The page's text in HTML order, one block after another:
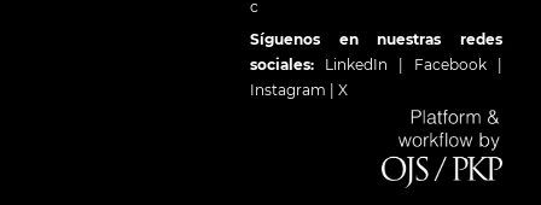
c
Síguenos en nuestras redes
sociales: LinkedIn Facebook
Instagram
X